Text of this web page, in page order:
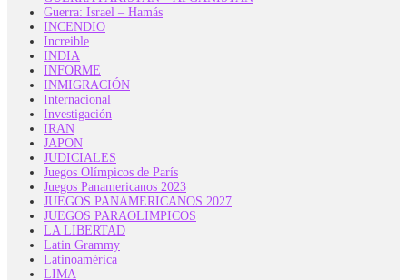
Guerra: Israel – Hamás
INCENDIO
Increible
INDIA
INFORME
INMIGRACIÓN
Internacional
Investigación
IRAN
JAPON
JUDICIALES
Juegos Olímpicos de París
Juegos Panamericanos 2023
JUEGOS PANAMERICANOS 2027
JUEGOS PARAOLIMPICOS
LA LIBERTAD
Latin Grammy
Latinoamérica
LIMA